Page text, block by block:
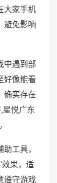
大家手机
避免影响
中遇到部
好像能看
确实存在
星悦广东
工具，
效果，适
遵守游戏